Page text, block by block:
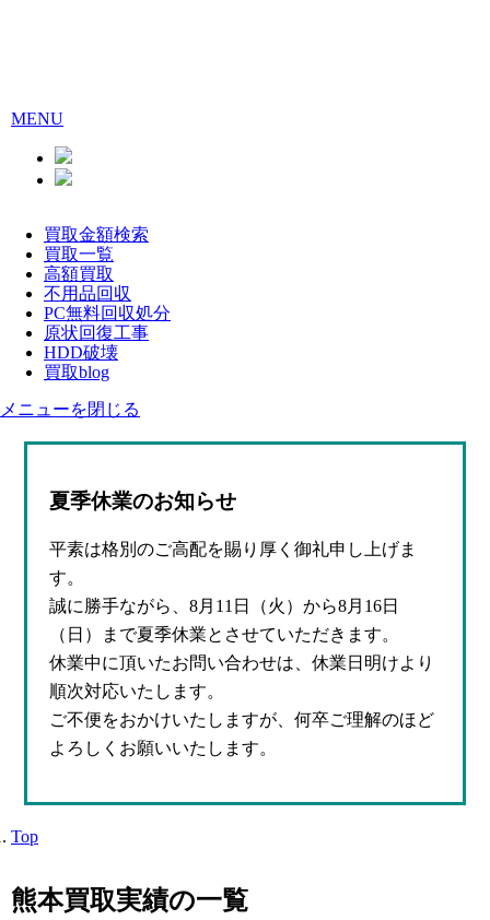
MENU
買取金額検索
買取一覧
高額買取
不用品回収
PC無料回収処分
原状回復工事
HDD破壊
買取blog
メニューを閉じる
夏季休業のお知らせ
平素は格別のご高配を賜り厚く御礼申し上げま
す。
誠に勝手ながら、8月11日（火）から8月16日
（日）まで夏季休業とさせていただきます。
休業中に頂いたお問い合わせは、休業日明けより
順次対応いたします。
ご不便をおかけいたしますが、何卒ご理解のほど
よろしくお願いいたします。
Top
熊本買取実績の一覧